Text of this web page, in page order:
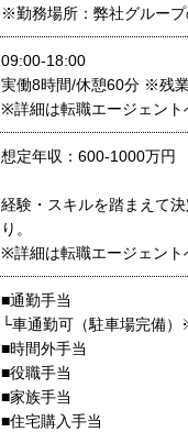
※勤務場所：弊社グルー
09:00-18:00
実働8時間/休憩60分 ※残
※詳細は転職エージェント
想定年収：600-1000万円
経験・スキルを踏まえて
り。
※詳細は転職エージェント
■通勤手当
└車通勤可（駐車場完備
■時間外手当
■役職手当
■家族手当
■住宅購入手当